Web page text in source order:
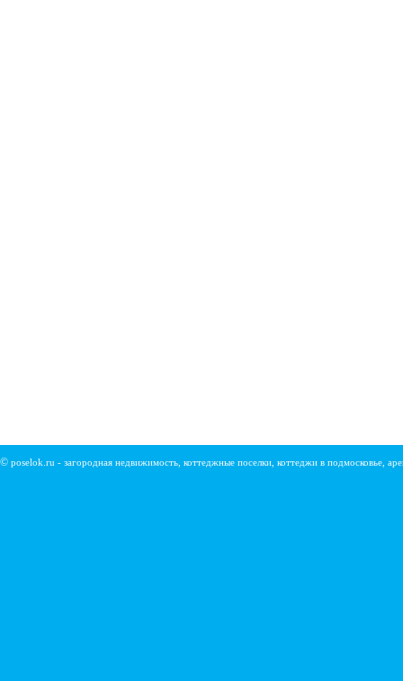
© poselok.ru - загородная недвижимость, коттеджные поселки, коттеджи в подмосковье,